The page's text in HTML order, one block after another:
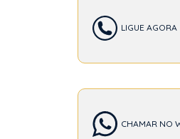
LIGUE AGORA
CHAMAR NO